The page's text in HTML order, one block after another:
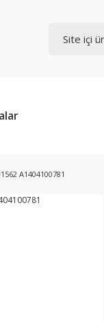
A1404100781